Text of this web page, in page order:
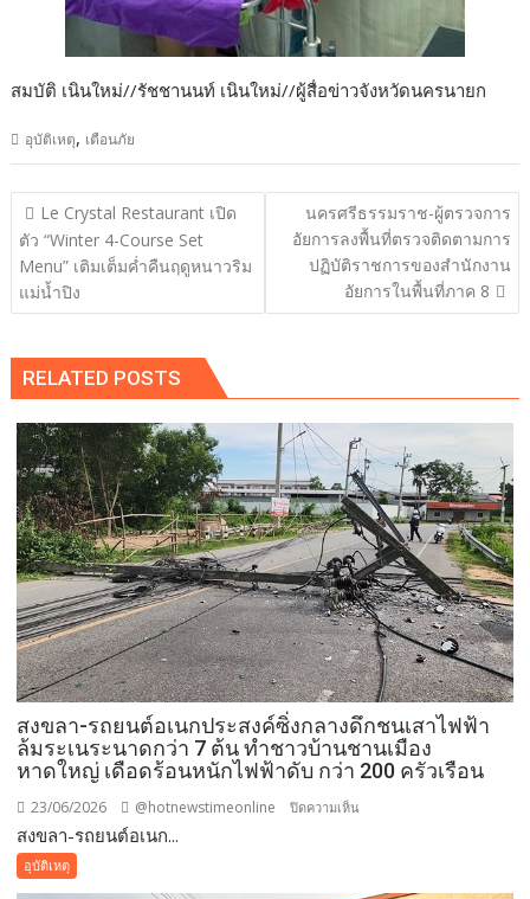
สมบัติ เนินใหม่//รัชชานนท์ เนินใหม่//ผู้สื่อข่าวจังหวัดนครนายก
อุบัติเหตุ, เตือนภัย
แนะแนว
เรื่อง
Le Crystal Restaurant เปิด
ตัว “Winter 4-Course Set
Menu” เติมเต็มค่ำคืนฤดูหนาวริม
แม่น้ำปิง
นครศรีธรรมราช-ผู้ตรวจการ
อัยการลงพื้นที่ตรวจติดตามการ
ปฏิบัติราชการของสำนักงาน
อัยการในพื้นที่ภาค 8
RELATED POSTS
สงขลา-รถยนต์อเนกประสงค์ซิ่งกลางดึกชนเสาไฟฟ้า
ล้มระเนระนาดกว่า 7 ต้น ทำชาวบ้านชานเมือง
หาดใหญ่ เดือดร้อนหนักไฟฟ้าดับ กว่า 200 ครัวเรือน
23/06/2026 @hotnewstimeonline ปิดความเห็น
สงขลา-รถยนต์อเนก...
อุบัติเหตุ